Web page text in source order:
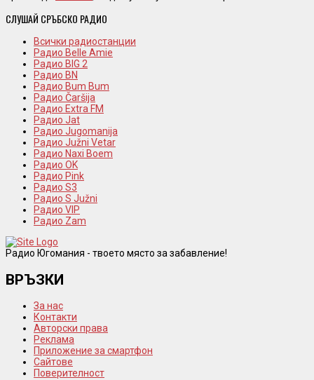
СЛУШАЙ СРЪБСКО РАДИО
Всички радиостанции
Радио Belle Amie
Радио BIG 2
Радио BN
Радио Bum Bum
Радио Čaršija
Радио Extra FM
Радио Jat
Радио Jugomanija
Радио Južni Vetar
Радио Naxi Boem
Радио OK
Радио Pink
Радио S3
Радио S Južni
Радио VIP
Радио Zam
Радио Югомания - твоето място за забавление!
ВРЪЗКИ
За нас
Контакти
Авторски права
Реклама
Приложение за смартфон
Сайтове
Поверителност